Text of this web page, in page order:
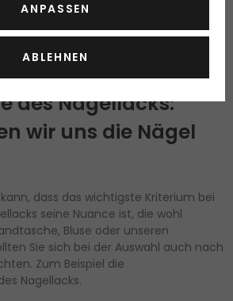
des Nagellacks:
wir uns die Nägel
dass das wichtigste Kriterium bei
seine Nuance ist, die wohl
Bluse oder unseren
Sie sich bei der Auswahl auch nach
Zum Beispiel die
Nagellacks.
ANPASSEN
ABLEHNEN